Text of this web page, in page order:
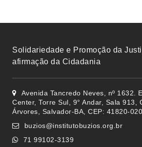
Solidariedade e Promoção da
afirmação da Cidadania
Avenida Tancredo Neves, nº 1632.
Center, Torre Sul, 9° Andar, Sala 913,
Árvores, Salvador-BA, CEP: 41820-020
buzios@institutobuzios.org.br
71 99102-3139